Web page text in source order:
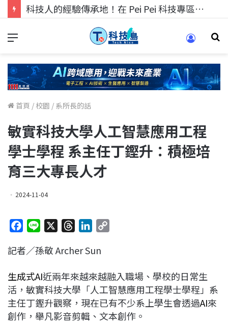
科技人的經驗傳承地！在 Pei Pei 科技專區，與學弟妹交流最硬核的技術
首頁 / 校園 / 系所長的話
敏實科技大學人工智慧應用工程
學士學程 系主任丁鏗升：積極培
育三大專長人才
2024-11-04
c
b
o
o
k
n
r
a
d
s
n
e
d
I
n
L
i
n
k
記者／孫敬 Archer Sun
生成式AI近兩年來越來越融入職場、學校的日常生
活，敏實科技大學「人工智慧應用工程學士學程」系
主任丁鏗升觀察，現在已有不少系上學生會透過AI來
創作，舉凡影音剪輯、文本創作。